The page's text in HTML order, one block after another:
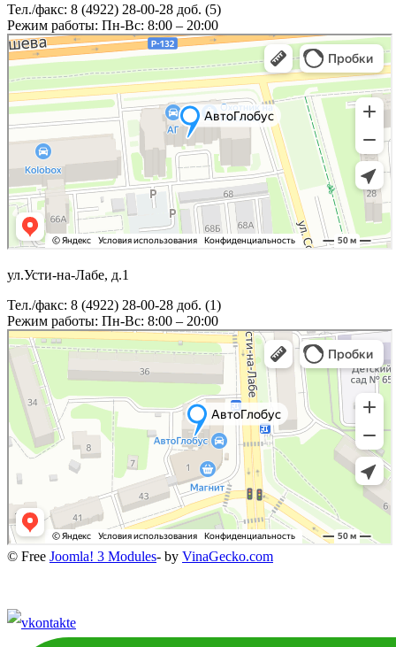
Тел./факс: 8 (4922) 28-00-28 доб. (5)
Режим работы: Пн-Вс: 8:00 – 20:00
ул.Усти-на-Лабе, д.1
Тел./факс: 8 (4922) 28-00-28 доб. (1)
Режим работы: Пн-Вс: 8:00 – 20:00
© Free Joomla! 3 Modules- by VinaGecko.com